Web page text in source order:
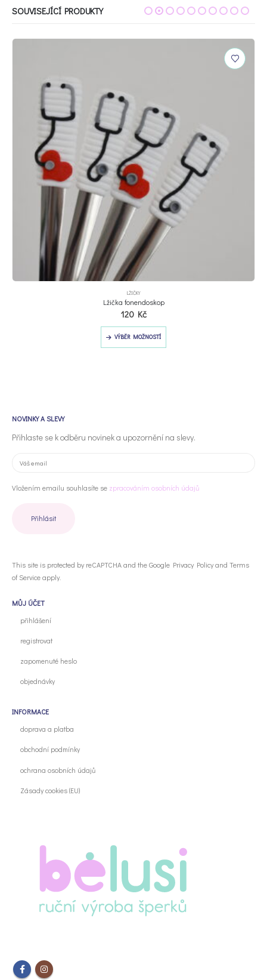
SOUVISEJÍCÍ PRODUKTY
Tento produkt má více variant. Možnosti lze vybrat na stránce produktu
LŽIČKY
Lžička fonendoskop
120 Kč
VÝBĚR MOŽNOSTÍ
Tento produkt má více variant. Možnosti lze vybrat na stránce produktu
NOVINKY A SLEVY
Přihlaste se k odběru novinek a upozornění na slevy.
Vložením emailu souhlasíte se zpracováním osobních údajů
This site is protected by reCAPTCHA and the Google Privacy Policyand Terms
of Serviceapply.
MŮJ ÚČET
přihlášení
registrovat
zapomenuté heslo
objednávky
INFORMACE
doprava a platba
obchodní podmínky
ochrana osobních údajů
Zásady cookies (EU)